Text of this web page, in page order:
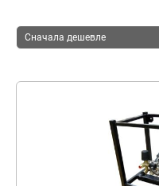
Сначала дешевле